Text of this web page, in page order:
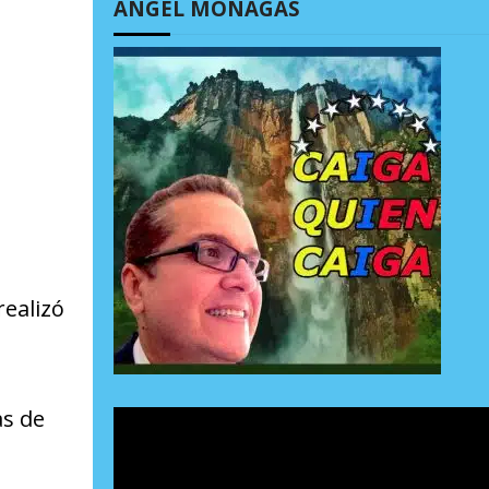
de
ÁNGEL MONAGAS